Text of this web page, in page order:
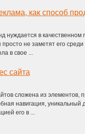
как способ
нуждается в
просто не заметят его
в свое ...
сайта
сложена из элементов,
навигация,
его в ...